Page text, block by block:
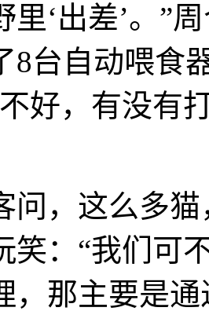
里‘出差’。”
8台自动喂食
好，有没有
，这么多猫
笑：“我们可
，那主要是